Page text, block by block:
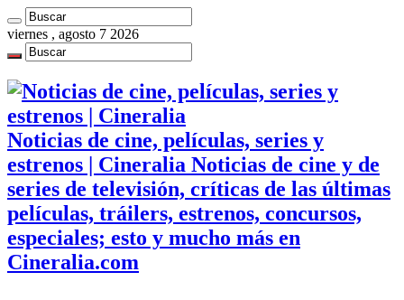
viernes , agosto 7 2026
Noticias de cine, películas, series y
estrenos | Cineralia Noticias de cine y de
series de televisión, críticas de las últimas
películas, tráilers, estrenos, concursos,
especiales; esto y mucho más en
Cineralia.com